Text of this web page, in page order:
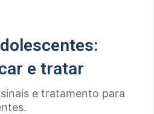
e tratar
e tratamento para